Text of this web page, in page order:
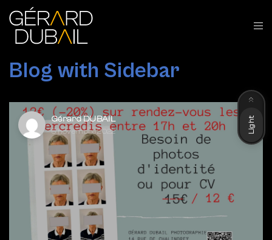
Blog with Sidebar
Gérard DUBAIL
5 novembre 2022 Light
Dark